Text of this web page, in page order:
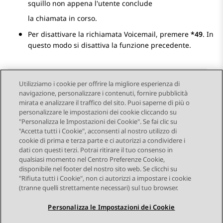
squillo non appena l'utente conclude
la chiamata in corso.
Per disattivare la richiamata Voicemail, premere *49. In
questo modo si disattiva la funzione precedente.
Send Feedback
Navigazione argomento
Argomento precedente Argomento successivo
STAY CONNECTED
Utilizziamo i cookie per offrire la migliore esperienza di
navigazione, personalizzare i contenuti, fornire pubblicità
mirata e analizzare il traffico del sito. Puoi saperne di più o
personalizzare le impostazioni dei cookie cliccando su
"Personalizza le Impostazioni dei Cookie". Se fai clic su
"Accetta tutti i Cookie", acconsenti al nostro utilizzo di
cookie di prima e terza parte e ci autorizzi a condividere i
dati con questi terzi. Potrai ritirare il tuo consenso in
qualsiasi momento nel Centro Preferenze Cookie,
disponibile nel footer del nostro sito web. Se clicchi su
"Rifiuta tutti i Cookie", non ci autorizzi a impostare i cookie
(tranne quelli strettamente necessari) sul tuo browser.
Personalizza le Impostazioni dei Cookie